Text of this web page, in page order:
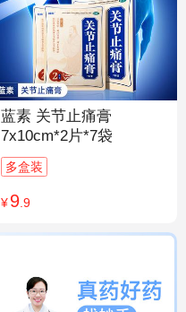
蓝素 关节止痛膏
7x10cm*2片*7袋
多盒装
¥9.9